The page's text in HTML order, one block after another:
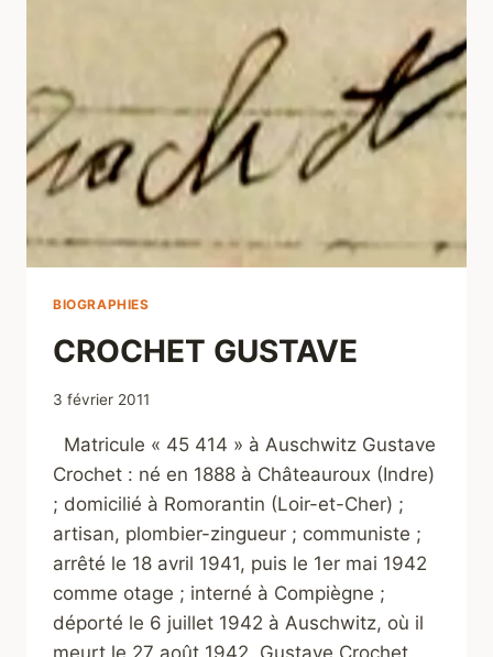
BIOGRAPHIES
CROCHET GUSTAVE
3 février 2011
Matricule « 45 414 » à Auschwitz Gustave
Crochet : né en 1888 à Châteauroux (Indre)
; domicilié à Romorantin (Loir-et-Cher) ;
artisan, plombier-zingueur ; communiste ;
arrêté le 18 avril 1941, puis le 1er mai 1942
comme otage ; interné à Compiègne ;
déporté le 6 juillet 1942 à Auschwitz, où il